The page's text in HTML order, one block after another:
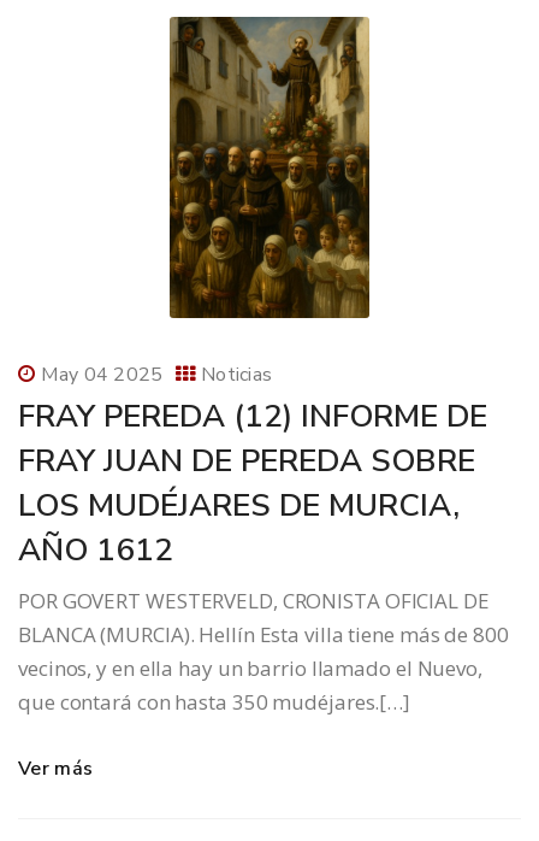
May 04 2025 Noticias
FRAY PEREDA (12) INFORME DE
FRAY JUAN DE PEREDA SOBRE
LOS MUDÉJARES DE MURCIA,
AÑO 1612
POR GOVERT WESTERVELD, CRONISTA OFICIAL DE
BLANCA (MURCIA). Hellín Esta villa tiene más de 800
vecinos, y en ella hay un barrio llamado el Nuevo,
que contará con hasta 350 mudéjares.[…]
Ver más